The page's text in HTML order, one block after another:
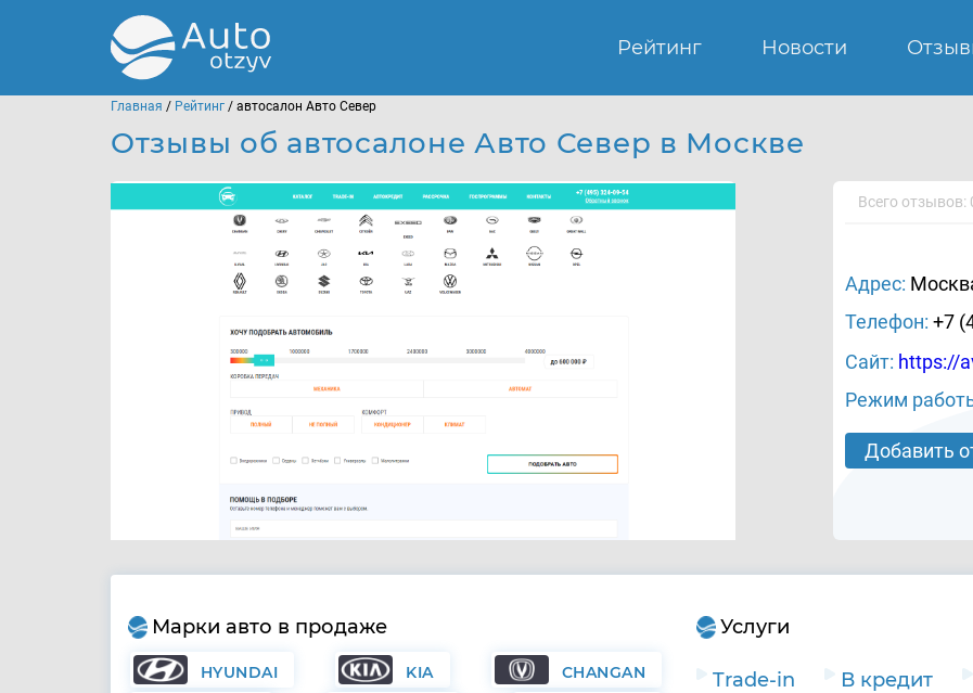
Рейтинг Новости
Главная / Рейтинг / автосалон Авто Север
Отзывы об автосалоне Авто Север в Москве
Всего отзывов:
Адрес:
Телефон: +7
Сайт: https://
Режим
Добавить
Марки авто в продаже
HYUNDAI KIA CHANGAN
Услуги
Trade-in В кредит